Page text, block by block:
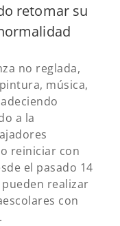
retomar su
no reglada,
música,
a la
reiniciar con
el pasado 14
realizar
con